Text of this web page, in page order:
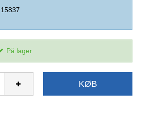
15837
På lager
KØB